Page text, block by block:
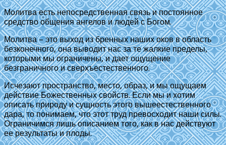
Молитва есть непосредственная связь и постоянное
средство общения ангелов и людей с Богом.
Молитва – это выход из бренных наших оков в область
безконечного, она выводит нас за те жалкие пределы,
которыми мы ограничены, и дает ощущение
безграничного и сверхъестественного.
Исчезают пространство, место, образ, и мы ощущаем
действие Божественных свойств. Если мы и хотим
описать природу и сущность этого вышеестественного
дара, то понимаем, что этот труд превосходит наши силы.
Ограничимся лишь описанием того, как в нас действуют
ее результаты и плоды.